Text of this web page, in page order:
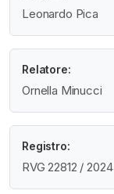
Leonardo Pica
Relatore:
Ornella Minucci
Registro:
RVG 22812 / 2024